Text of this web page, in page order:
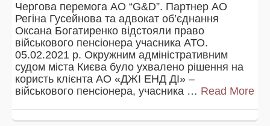
Чергова перемога АО “G&D”. Партнер АО
Регіна Гусейнова та адвокат об’єднання
Оксана Богатиренко відстояли право
військового пенсіонера учасника АТО.
05.02.2021 р. Окружним адміністративним
судом міста Києва було ухвалено рішення на
користь клієнта АО «ДЖІ ЕНД ДІ» –
військового пенсіонера, учасника … Read More